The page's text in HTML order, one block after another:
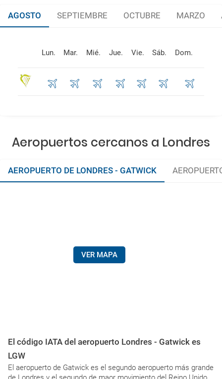
AGOSTO SEPTIEMBRE OCTUBRE MARZO
Lun. Mar. Mié. Jue. Vie. Sáb. Dom.
Aeropuertos cercanos a Londres
AEROPUERTO DE LONDRES - GATWICK
VER MAPA
El código IATA del aeropuerto Londres - Gatwick es
LGW
El aeropuerto de Gatwick es el segundo aeropuerto más grande